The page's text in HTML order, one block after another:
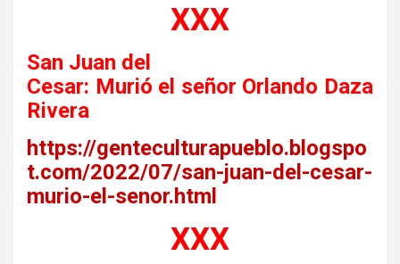
XXX
San Juan del
Cesar: Murió el señor Orlando Daza
Rivera
https://genteculturapueblo.blogspo
t.com/2022/07/san-juan-del-cesar-
murio-el-senor.html
XXX